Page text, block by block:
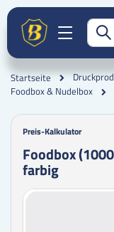
Startseite
Foodbox & Nudelbox
Preis-Kalkulator
Foodbox
farbig
Zum
Zum